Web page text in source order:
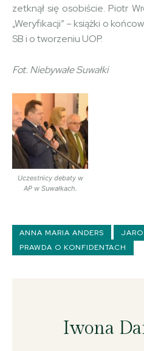
zetknął się osobiście. Piotr
„Weryfikacji” – książki o
SB i o tworzeniu UOP.
Fot. Niebywałe Suwałki
Uczestnicy debaty w
AP w Suwałkach.
ANNA MARIA ANDERS
PRAWDA O KONFIDENTACH
Iwona